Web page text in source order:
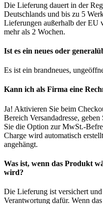
Die Lieferung dauert in der
Deutschlands und bis zu 5
Lieferungen außerhalb der EU
mehr als 2 Wochen.
Ist es ein neues oder
Es ist ein brandneues,
Kann ich als Firma eine
Ja! Aktivieren Sie beim
Bereich Versandadresse,
Sie die Option zur MwSt.-
Charge wird automatisch
angehängt.
Was ist, wenn das Produkt
wird?
Die Lieferung ist versichert
Verantwortung dafür. Wenn